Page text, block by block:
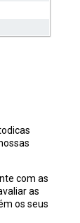
com as
as
os seus